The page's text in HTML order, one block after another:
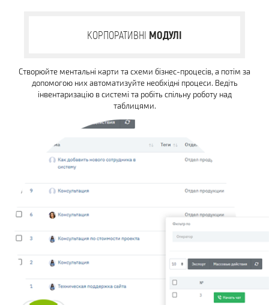
КОРПОРАТИВНІ МОДУЛІ
Створюйте ментальні карти та схеми бізнес-процесів, а потім за
допомогою них автоматизуйте необхідні процеси. Ведіть
інвентаризацію в системі та робіть спільну роботу над
таблицями.